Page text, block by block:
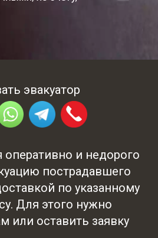
эвакуатор
и недорого
пострадавшего
по указанному
Для этого нужно
или оставить заявку